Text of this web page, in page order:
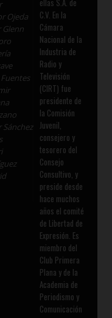
Ojeda
Glenn
Fuentes
Sánchez
C.V. En la
Cámara
Nacional de la
Industria de
Radio y
Televisión
(CIRT) fue
presidente de
la Comisión
Juvenil,
consejero y
tesorero del
Consejo
Consultivo, y
preside desde
hace muchos
años el comité
de Libertad de
Expresión. Es
miembro del
Club Primera
Plana y de la
Academia de
Periodismo y
Comunicación